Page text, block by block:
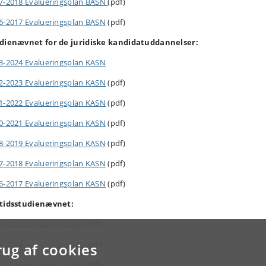
af cookies
2017 Evalueringsplan BASN (pdf)
for de juridiske kandidatuddannelser:
2024 Evalueringsplan KASN
2023 Evalueringsplan KASN (pdf)
2022 Evalueringsplan KASN (pdf)
2021 Evalueringsplan KASN (pdf)
2019 Evalueringsplan KASN (pdf)
2018 Evalueringsplan KASN (pdf)
2017 Evalueringsplan KASN (pdf)
2014 Evalueringsplan